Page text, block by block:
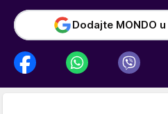
Dodajte MONDO